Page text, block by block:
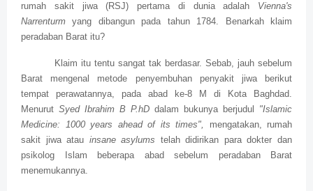
rumah sakit jiwa (RSJ) pertama di dunia adalah Vienna's
Narrenturm yang dibangun pada tahun 1784. Benarkah klaim
peradaban Barat itu?
Klaim itu tentu sangat tak berdasar. Sebab, jauh sebelum
Barat mengenal metode penyembuhan penyakit jiwa berikut
tempat perawatannya, pada abad ke-8 M di Kota Baghdad.
Menurut Syed Ibrahim B P.hD dalam bukunya berjudul "Islamic
Medicine: 1000 years ahead of its times",
mengatakan, rumah
sakit jiwa atau insane asylums telah didirikan para dokter dan
psikolog Islam beberapa abad sebelum peradaban Barat
menemukannya.